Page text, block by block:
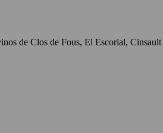
de Clos de Fous, El Escorial,